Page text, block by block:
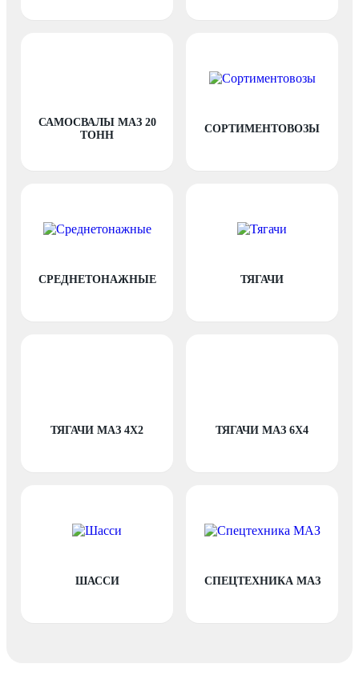
САМОСВАЛЫ МАЗ 20
ТОНН
СОРТИМЕНТОВОЗЫ
СРЕДНЕТОНАЖНЫЕ ТЯГАЧИ
ТЯГАЧИ МАЗ 4X2 ТЯГАЧИ МАЗ 6X4
ШАССИ СПЕЦТЕХНИКА МАЗ